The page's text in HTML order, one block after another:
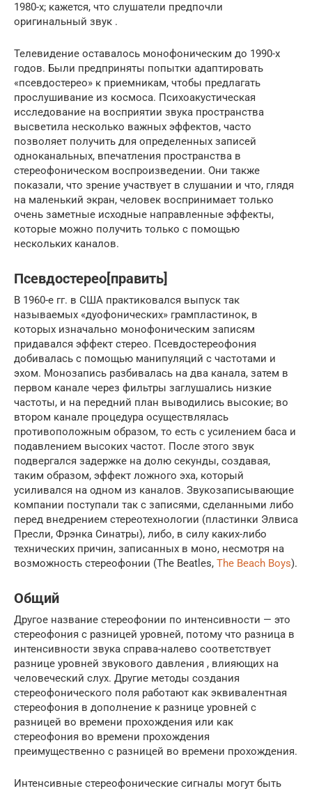
1980-х; кажется, что слушатели предпочли
оригинальный звук .
Телевидение оставалось монофоническим до 1990-х
годов. Были предприняты попытки адаптировать
«псевдостерео» к приемникам, чтобы предлагать
прослушивание из космоса. Психоакустическая
исследование на восприятии звука пространства
высветила несколько важных эффектов, часто
позволяет получить для определенных записей
одноканальных, впечатления пространства в
стереофоническом воспроизведении. Они также
показали, что зрение участвует в слушании и что, глядя
на маленький экран, человек воспринимает только
очень заметные исходные направленные эффекты,
которые можно получить только с помощью
нескольких каналов.
Псевдостерео[править]
В 1960-е гг. в США практиковался выпуск так
называемых «дуофонических» грампластинок, в
которых изначально монофоническим записям
придавался эффект стерео. Псевдостереофония
добивалась с помощью манипуляций с частотами и
эхом. Монозапись разбивалась на два канала, затем в
первом канале через фильтры заглушались низкие
частоты, и на передний план выводились высокие; во
втором канале процедура осуществлялась
противоположным образом, то есть с усилением баса и
подавлением высоких частот. После этого звук
подвергался задержке на долю секунды, создавая,
таким образом, эффект ложного эха, который
усиливался на одном из каналов. Звукозаписывающие
компании поступали так с записями, сделанными либо
перед внедрением стереотехнологии (пластинки Элвиса
Пресли, Фрэнка Синатры), либо, в силу каких-либо
технических причин, записанных в моно, несмотря на
возможность стереофонии (The Beatles, The Beach Boys).
Общий
Другое название стереофонии по интенсивности — это
стереофония с разницей уровней, потому что разница в
интенсивности звука справа-налево соответствует
разнице уровней звукового давления , влияющих на
человеческий слух. Другие методы создания
стереофонического поля работают как эквивалентная
стереофония в дополнение к разнице уровней с
разницей во времени прохождения или как
стереофония во времени прохождения
преимущественно с разницей во времени прохождения.
Интенсивные стереофонические сигналы могут быть